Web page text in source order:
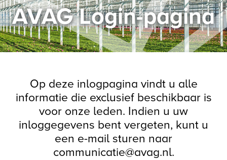
AVAG Login-pagina
Op deze inlogpagina vindt u alle
informatie die exclusief beschikbaar is
voor onze leden. Indien u uw
inloggegevens bent vergeten, kunt u
een e-mail sturen naar
communicatie@avag.nl.